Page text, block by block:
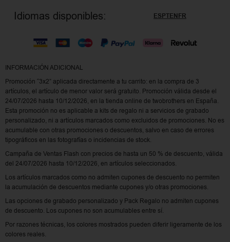
Idiomas disponibles: ESPTENFR
INFORMACIÓN ADICIONAL
Promoción “3x2” aplicada directamente a tu carrito: en la compra de 3
artículos, el artículo de menor valor será gratuito. Promoción válida desde el
24/07/2026 hasta 10/12/2026, en la tienda online de twobrothers en España.
Esta promoción no es aplicable a kits de regalo ni a servicios de grabado
personalizado, ni a artículos marcados como excluidos de promociones. No es
acumulable con otras promociones o descuentos, salvo en caso de errores
tipográficos en las fotografías o incidencias de stock.
Campaña de Ventas Flash con precios de hasta un 50 % de descuento, válida
del 24/07/2026 hasta 10/12/2026, en artículos seleccionados.
Los artículos marcados como no admiten cupones de descuento no permiten
la acumulación de descuentos mediante cupones y/o otras promociones.
Las opciones de grabado personalizado y Pack Regalo no admiten cupones
de descuento. Los cupones no son acumulables entre sí.
Por razones técnicas, los colores mostrados pueden diferir ligeramente de los
colores reales.